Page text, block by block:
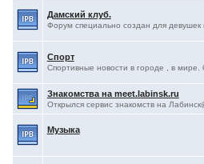
Дамский клуб.
Форум специально создан для девушек
Спорт
Спортивные новости в городе , в мире.
Знакомства на meet.labinsk.ru
Открылся сервис знакомств на
Музыка